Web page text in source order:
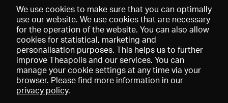
We use cookies to make sure that you can optimally
use our website. We use cookies that are necessary
for the operation of the website. You can also allow
cookies for statistical, marketing and
personalisation purposes. This helps us to further
improve Theapolis and our services. You can
manage your cookie settings at any time via your
browser. Please find more information in our
privacy policy.